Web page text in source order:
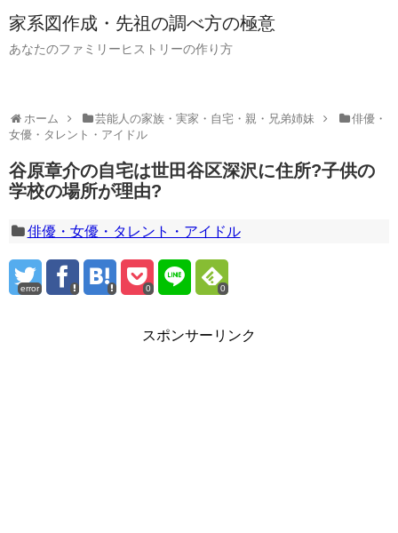
家系図作成・先祖の調べ方の極意
あなたのファミリーヒストリーの作り方
ホーム 芸能人の家族・実家・自宅・親・兄弟姉妹
俳優・
女優・タレント・アイドル
谷原章介の自宅は世田谷区深沢に住所?子供の
学校の場所が理由?
俳優・女優・タレント・アイドル
error 0 0
スポンサーリンク